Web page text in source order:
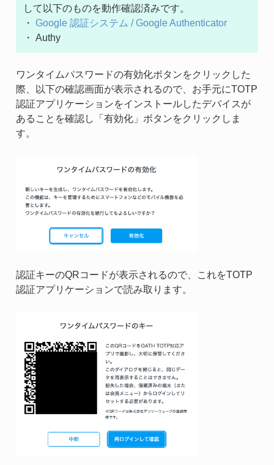
して以下のものを動作確認済みです。
・ Google 認証システム / Google Authenticator
・ Authy
ワンタイムパスワードの有効化ボタンをクリックした
際、以下の確認画面が表示されるので、お手元にTOTP
認証アプリケーションをインストールしたデバイスが
あることを確認し「有効化」ボタンをクリックしま
す。
認証キーのQRコードが表示されるので、これをTOTP
認証アプリケーションで読み取ります。